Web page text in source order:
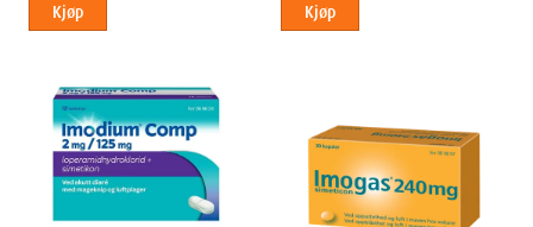
Kjøp Kjøp